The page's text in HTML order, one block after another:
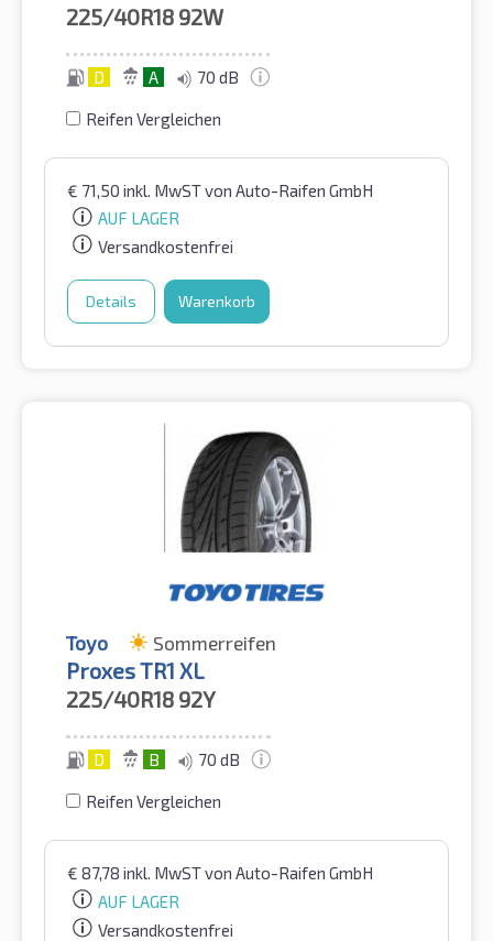
225/40R18 92W
D A 70 dB
Reifen Vergleichen
€ 71,50 inkl. MwSTvon Auto-Raifen GmbH
AUF LAGER
Versandkostenfrei
Details Warenkorb
Toyo Sommerreifen
Proxes TR1 XL
225/40R18 92Y
D B 70 dB
Reifen Vergleichen
€ 87,78 inkl. MwSTvon Auto-Raifen GmbH
AUF LAGER
Versandkostenfrei